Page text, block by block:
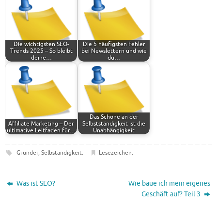
Die wichtigsten SEO-
Trends 2025 – So bleibt
deine…
Die 5 häufigsten Fehler
bei Newslettern und wie
du…
Affiliate Marketing – Der
ultimative Leitfaden für…
Das Schöne an der
Selbstständigkeit ist die
Unabhängigkeit
Gründer, Selbständigkeit. Lesezeichen.
Was ist SEO?
Wie baue ich mein eigenes
Geschäft auf? Teil 3